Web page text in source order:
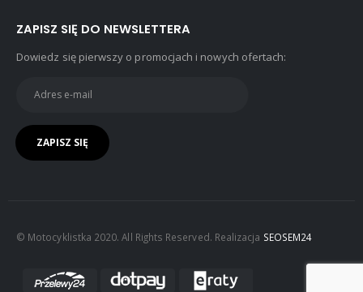
ZAPISZ SIĘ DO NEWSLETTERA
Dowiedz się pierwszy o promocjach i nowych ofertach:
© Motocyklistka 2020. All Rights Reserved. Realizacja SEOSEM24